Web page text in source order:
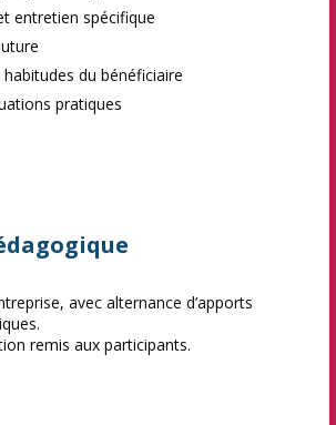
entretien spécifique
habitudes du bénéficiaire
pratiques
avec alternance d’apports
remis aux participants.